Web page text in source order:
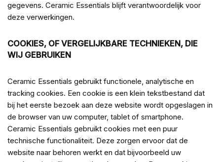
gegevens. Ceramic Essentials blijft verantwoordelijk voor
deze verwerkingen.
COOKIES, OF VERGELIJKBARE TECHNIEKEN, DIE
WIJ GEBRUIKEN
Ceramic Essentials gebruikt functionele, analytische en
tracking cookies. Een cookie is een klein tekstbestand dat
bij het eerste bezoek aan deze website wordt opgeslagen in
de browser van uw computer, tablet of smartphone.
Ceramic Essentials gebruikt cookies met een puur
technische functionaliteit. Deze zorgen ervoor dat de
website naar behoren werkt en dat bijvoorbeeld uw